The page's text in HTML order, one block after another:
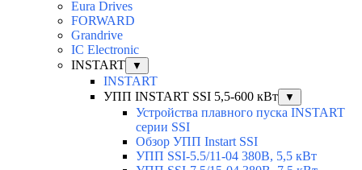
Eura Drives
FORWARD
Grandrive
IC Electronic
INSTART
▼
INSTART
УПП INSTART SSI 5,5-600 кВт
▼
Устройства плавного пуска INSTART
серии SSI
Обзор УПП Instart SSI
УПП SSI-5.5/11-04 380В, 5,5 кВт